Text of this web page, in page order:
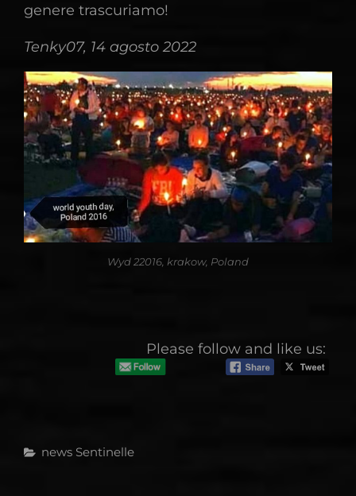
genere trascuriamo!
Tenky07, 14 agosto 2022
Wyd 22016, krakow, Poland
Please follow and like us:
Categories
News Sentinelle